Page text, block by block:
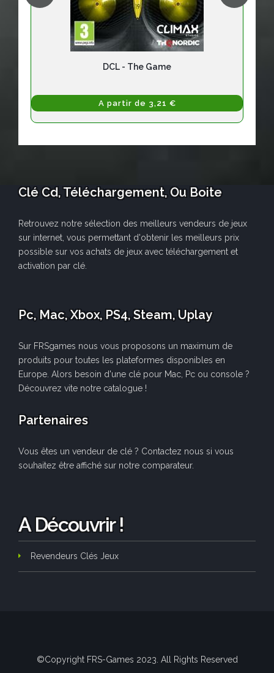
DCL - The Game
A partir de 3,21 €
Clé Cd, Téléchargement, Ou Boite
Retrouvez notre sélection des meilleurs vendeurs de jeux
sur internet, vous permettant d'obtenir les meilleurs prix
possible sur vos achats de jeux avec téléchargement et
activation par clé.
Pc, Mac, Xbox, PS4, Steam, Uplay
Sur FRSgames nous vous proposons un maximum de
produits pour toutes les plateformes disponibles en
Europe. Alors besoin d'une clé pour Mac, Pc ou console ?
Découvrez vite notre catalogue !
Partenaires
Vous êtes un vendeur de clé ? Contactez nous si vous
souhaitez être affiché sur notre comparateur.
A Découvrir !
Revendeurs Clés Jeux
©Copyright FRS-Games 2023. All Rights Reserved